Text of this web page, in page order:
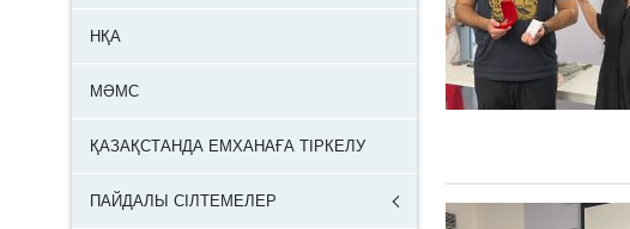
НҚА
МӘМС
ҚАЗАҚСТАНДА ЕМХАНАҒА ТІРКЕЛУ
ПАЙДАЛЫ СІЛТЕМЕЛЕР